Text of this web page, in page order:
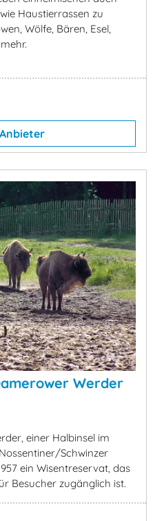
Haustierrassen zu
Wölfe, Bären, Esel,
Werder
einer Halbinsel im
Schwinzer
ein Wisentreservat, das
Besucher zugänglich ist.